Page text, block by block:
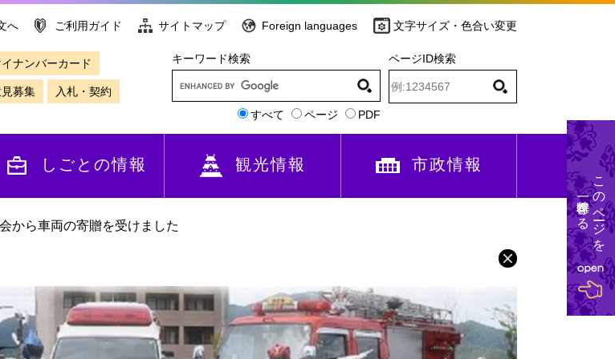
へ ご利用ガイド サイトマップ Foreign languages 文字サイズ・色合い変更
イナンバーカード
募集 入札・契約
キーワード検索
すべて ページ PDF
ページID検索
しごとの情報 観光情報 市政情報
から車両の寄贈を受けました このページを
一時保存する